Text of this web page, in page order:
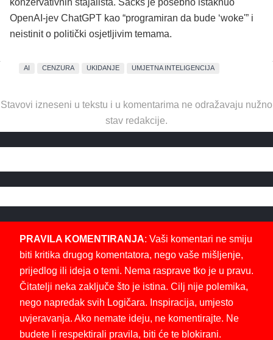
OpenAI-jev ChatGPT kao “programiran da bude ‘woke'” i
neistinit o politički osjetljivim temama.
AI CENZURA UKIDANJE UMJETNA INTELIGENCIJA
Stavovi izneseni u tekstu i u komentarima ne odražavaju nužno
stav redakcije.
PRAVILA KOMENTIRANJA: Vaši komentari ne smiju
biti kritika drugog komentatora, nego vaše mišljenje,
prijedlog ili ideja o temi. Nema rasprave tko je u pravu.
Čitatelji neka zaključe što je istina. Cilj nije polemika,
nego napredak svih Logičara. Inspiracija, umjesto
uvjeravanja. Ako nemate ideju, ne komentirajte. Ne
budete li respektirali pravila, biti će te blokirani.